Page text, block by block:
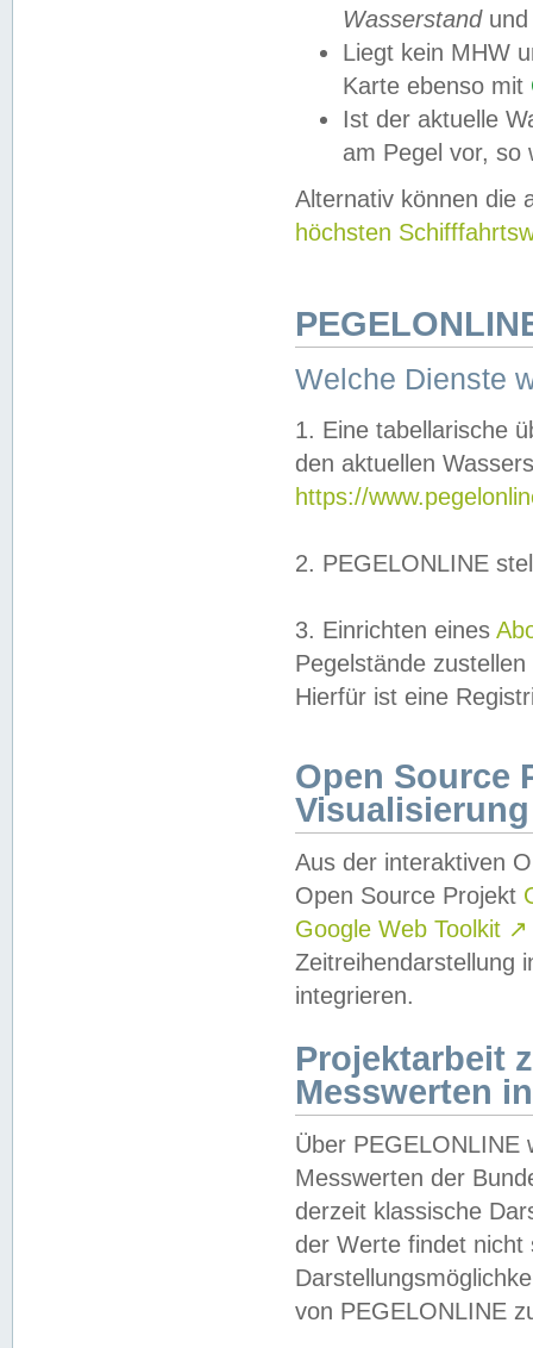
Wasserstandund
Liegt kein MHW
Karte ebenso mit
Ist der aktuelle
am Pegel vor,
Alternativ können die
höchsten
Welche Dienste
1. Eine tabellarische
den aktuellen
https://
2. PEGELONLINE
3. Einrichten eines
Pegelstände
Hierfür ist eine
Open Source
Visualisierung
Aus der interaktiven
Open Source Projekt
Google Web Toolkit ↗
Zeitreihendarstellung
integrieren.
Projektarbeit
Messwerten
Über PEGELONLINE
Messwerten der
derzeit klassische
der Werte findet
von PEGELONLINE